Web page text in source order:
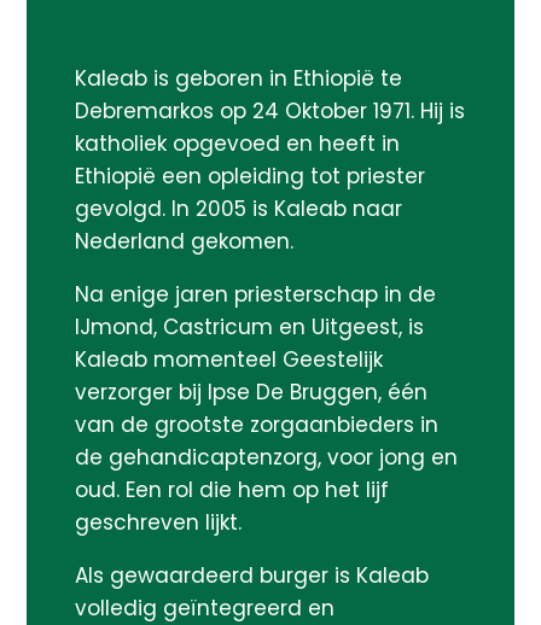
Kaleab is geboren in Ethiopië te
Debremarkos op 24 Oktober 1971. Hij is
katholiek opgevoed en heeft in
Ethiopië een opleiding tot priester
gevolgd. In 2005 is Kaleab naar
Nederland gekomen.
Na enige jaren priesterschap in de
IJmond, Castricum en Uitgeest, is
Kaleab momenteel Geestelijk
verzorger bij Ipse De Bruggen, één
van de grootste zorgaanbieders in
de gehandicaptenzorg, voor jong en
oud. Een rol die hem op het lijf
geschreven lijkt.
Als gewaardeerd burger is Kaleab
volledig geïntegreerd en